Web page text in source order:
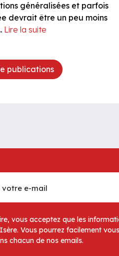
généralisées et parfois
devrait être un peu moins
Lire la suite
publications
vous acceptez que les
Vous pourrez facilement
chacun de nos emails.